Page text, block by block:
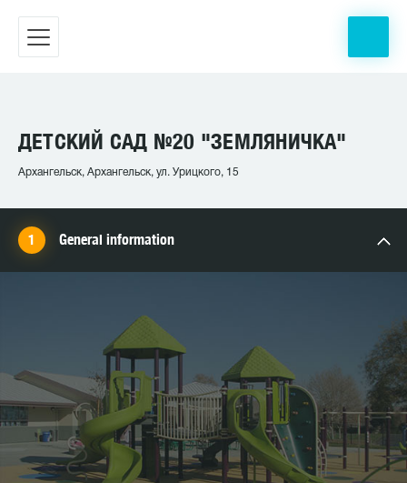
ДЕТСКИЙ САД №20 "ЗЕМЛЯНИЧКА"
Архангельск, Архангельск, ул. Урицкого, 15
General information